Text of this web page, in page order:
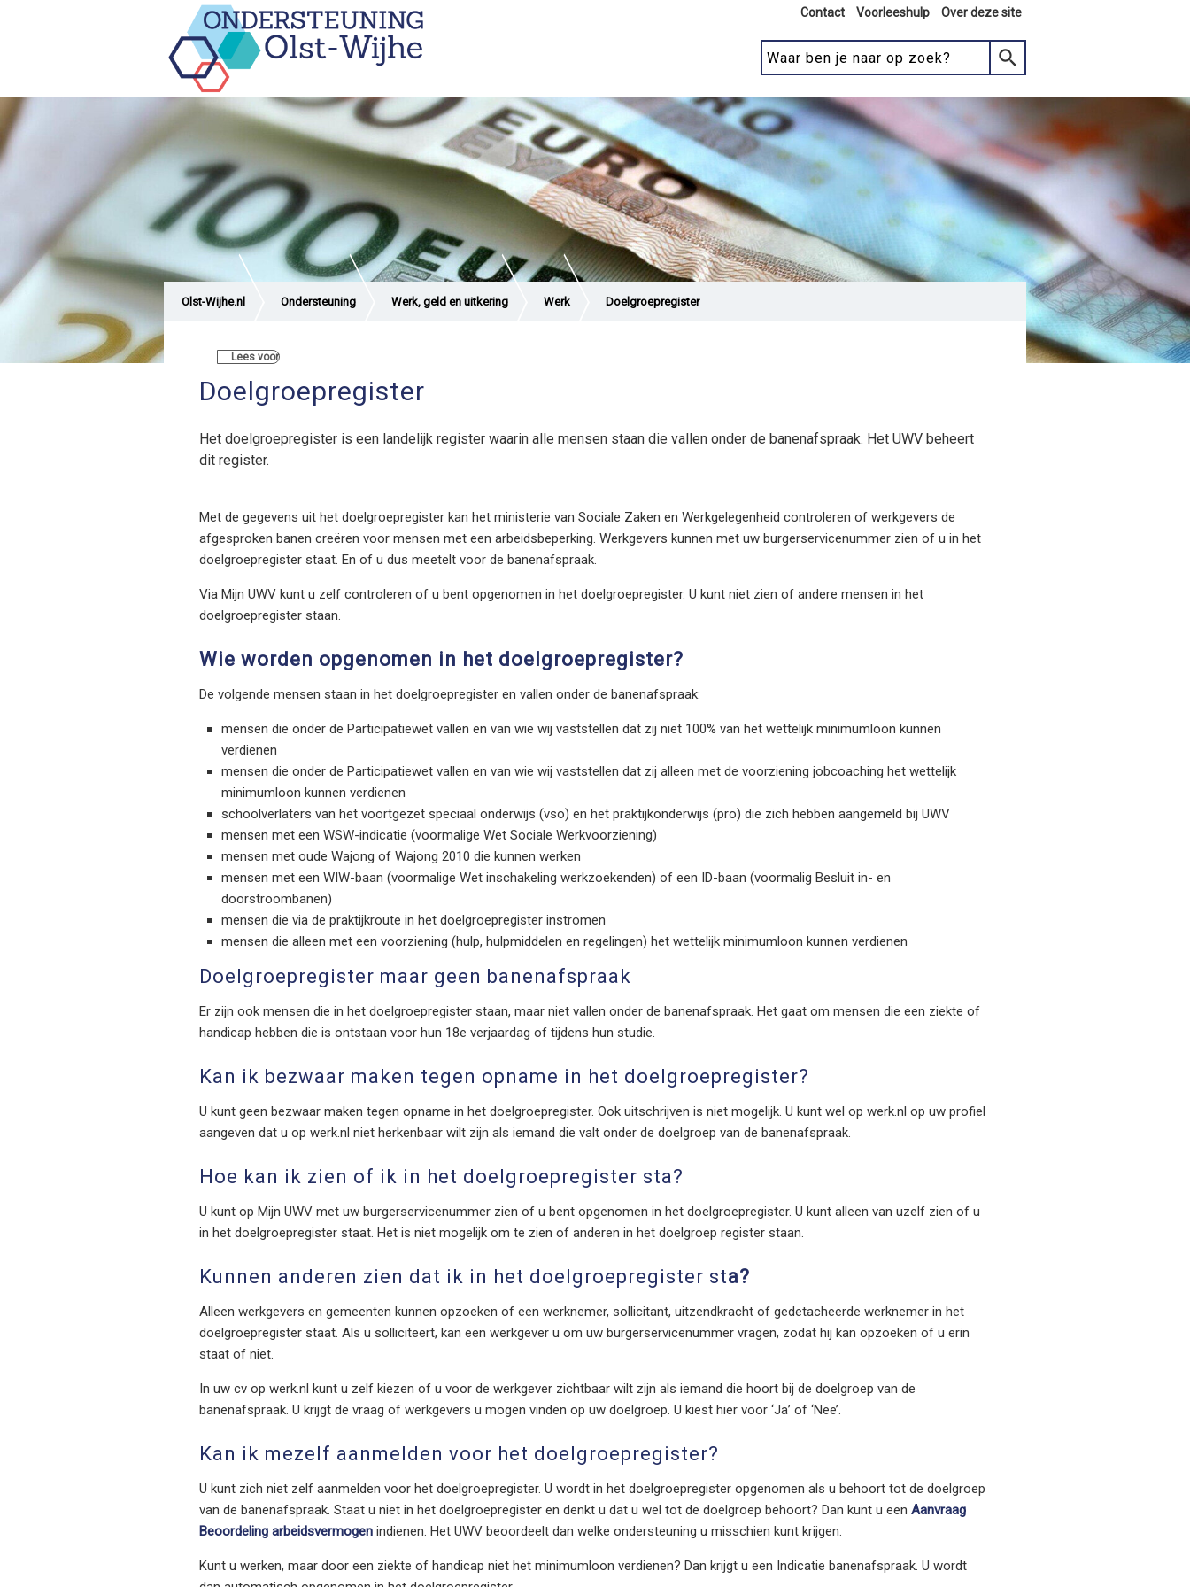
Contact Voorleeshulp Over deze site
Olst-Wijhe.nl Ondersteuning Werk, geld en uitkering Werk Doelgroepregister
Lees voor
Doelgroepregister
Het doelgroepregister is een landelijk register waarin alle mensen staan die vallen onder de banenafspraak. Het UWV beheert
dit register.
Met de gegevens uit het doelgroepregister kan het ministerie van Sociale Zaken en Werkgelegenheid controleren of werkgevers de
afgesproken banen creëren voor mensen met een arbeidsbeperking. Werkgevers kunnen met uw burgerservicenummer zien of u in het
doelgroepregister staat. En of u dus meetelt voor de banenafspraak.
Via Mijn UWV kunt u zelf controleren of u bent opgenomen in het doelgroepregister. U kunt niet zien of andere mensen in het
doelgroepregister staan.
Wie worden opgenomen in het doelgroepregister?
De volgende mensen staan in het doelgroepregister en vallen onder de banenafspraak:
mensen die onder de Participatiewet vallen en van wie wij vaststellen dat zij niet 100% van het wettelijk minimumloon kunnen
verdienen
mensen die onder de Participatiewet vallen en van wie wij vaststellen dat zij alleen met de voorziening jobcoaching het wettelijk
minimumloon kunnen verdienen
schoolverlaters van het voortgezet speciaal onderwijs (vso) en het praktijkonderwijs (pro) die zich hebben aangemeld bij UWV
mensen met een WSW-indicatie (voormalige Wet Sociale Werkvoorziening)
mensen met oude Wajong of Wajong 2010 die kunnen werken
mensen met een WIW-baan (voormalige Wet inschakeling werkzoekenden) of een ID-baan (voormalig Besluit in- en
doorstroombanen)
mensen die via de praktijkroute in het doelgroepregister instromen
mensen die alleen met een voorziening (hulp, hulpmiddelen en regelingen) het wettelijk minimumloon kunnen verdienen
Doelgroepregister maar geen banenafspraak
Er zijn ook mensen die in het doelgroepregister staan, maar niet vallen onder de banenafspraak. Het gaat om mensen die een ziekte of
handicap hebben die is ontstaan voor hun 18e verjaardag of tijdens hun studie.
Kan ik bezwaar maken tegen opname in het doelgroepregister?
U kunt geen bezwaar maken tegen opname in het doelgroepregister. Ook uitschrijven is niet mogelijk. U kunt wel op werk.nl op uw profiel
aangeven dat u op werk.nl niet herkenbaar wilt zijn als iemand die valt onder de doelgroep van de banenafspraak.
Hoe kan ik zien of ik in het doelgroepregister sta?
U kunt op Mijn UWV met uw burgerservicenummer zien of u bent opgenomen in het doelgroepregister. U kunt alleen van uzelf zien of u
in het doelgroepregister staat. Het is niet mogelijk om te zien of anderen in het doelgroep register staan.
Kunnen anderen zien dat ik in het doelgroepregister sta?
Alleen werkgevers en gemeenten kunnen opzoeken of een werknemer, sollicitant, uitzendkracht of gedetacheerde werknemer in het
doelgroepregister staat. Als u solliciteert, kan een werkgever u om uw burgerservicenummer vragen, zodat hij kan opzoeken of u erin
staat of niet.
In uw cv op werk.nl kunt u zelf kiezen of u voor de werkgever zichtbaar wilt zijn als iemand die hoort bij de doelgroep van de
banenafspraak. U krijgt de vraag of werkgevers u mogen vinden op uw doelgroep. U kiest hier voor ‘Ja’ of ‘Nee’.
Kan ik mezelf aanmelden voor het doelgroepregister?
U kunt zich niet zelf aanmelden voor het doelgroepregister. U wordt in het doelgroepregister opgenomen als u behoort tot de doelgroep
van de banenafspraak. Staat u niet in het doelgroepregister en denkt u dat u wel tot de doelgroep behoort? Dan kunt u een Aanvraag
Beoordeling arbeidsvermogen indienen. Het UWV beoordeelt dan welke ondersteuning u misschien kunt krijgen.
Kunt u werken, maar door een ziekte of handicap niet het minimumloon verdienen? Dan krijgt u een Indicatie banenafspraak. U wordt